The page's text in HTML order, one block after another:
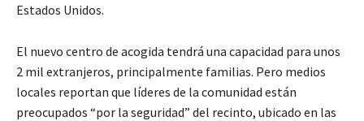
Estados Unidos.
El nuevo centro de acogida tendrá una capacidad para unos
2 mil extranjeros, principalmente familias. Pero medios
locales reportan que líderes de la comunidad están
preocupados “por la seguridad” del recinto, ubicado en las